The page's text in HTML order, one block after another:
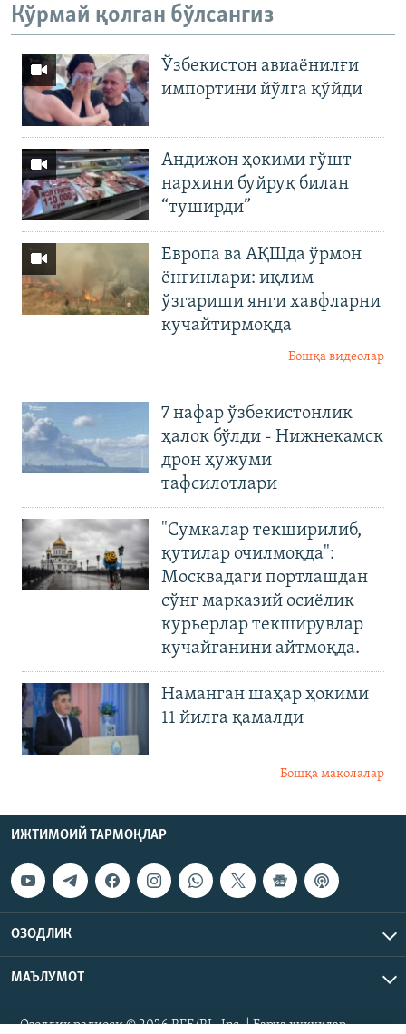
Кўрмай қолган бўлсангиз
Ўзбекистон авиаёнилғи
импортини йўлга қўйди
Андижон ҳокими гўшт
нархини буйруқ билан
“туширди”
Европа ва АҚШда ўрмон
ёнғинлари: иқлим
ўзгариши янги хавфларни
кучайтирмоқда
Бошқа видеолар
7 нафар ўзбекистонлик
ҳалок бўлди - Нижнекамск
дрон ҳужуми
тафсилотлари
"Сумкалар текширилиб,
қутилар очилмоқда":
Москвадаги портлашдан
сўнг марказий осиёлик
курьерлар текширувлар
кучайганини айтмоқда.
Наманган шаҳар ҳокими
11 йилга қамалди
Бошқа мақолалар
ИЖТИМОИЙ ТАРМОҚЛАР
ОЗОДЛИК
МАЪЛУМОТ
Озодлик радиоси © 2026 RFE/RL, Inc. | Барча ҳуқуқлар